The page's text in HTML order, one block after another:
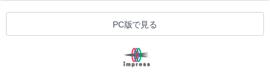
PC版で見る